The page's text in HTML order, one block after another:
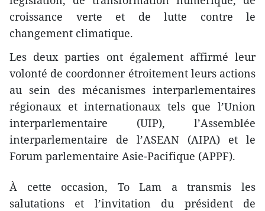
croissance verte et de lutte contre le
changement climatique.
Les deux parties ont également affirmé leur
volonté de coordonner étroitement leurs actions
au sein des mécanismes interparlementaires
régionaux et internationaux tels que l’Union
interparlementaire (UIP), l’Assemblée
interparlementaire de l’ASEAN (AIPA) et le
Forum parlementaire Asie-Pacifique (APPF).
À cette occasion, To Lam a transmis les
salutations et l’invitation du président de